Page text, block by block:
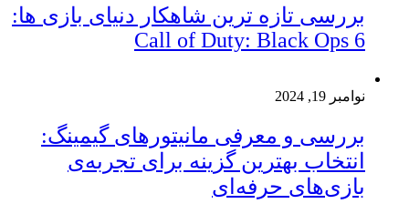
بررسی تازه ترین شاهکار دنیای بازی ها:
Call of Duty: Black Ops 6
نوامبر 19, 2024
بررسی و معرفی مانیتورهای گیمینگ:
انتخاب بهترین گزینه برای تجربه‌ی
بازی‌های حرفه‌ای